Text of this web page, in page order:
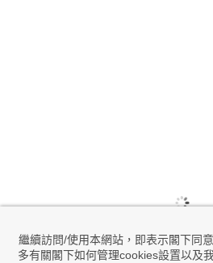
繼續訪問/使用本網站，即表示閣下同
多有關閣下如何管理cookies設置以及